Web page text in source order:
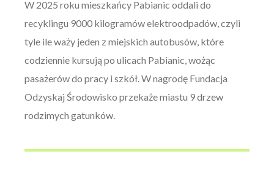
W 2025 roku mieszkańcy Pabianic oddali do
recyklingu 9000 kilogramów elektroodpadów, czyli
tyle ile waży jeden z miejskich autobusów, które
codziennie kursują po ulicach Pabianic, wożąc
pasażerów do pracy i szkół. W nagrodę Fundacja
Odzyskaj Środowisko przekaże miastu 9 drzew
rodzimych gatunków.